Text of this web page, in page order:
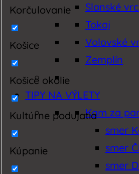
Korčulovanie
Košice
Košice okolie
Kultúrne podujatia
Kúpanie
Slanské
Tokaj
Volovské
Zemplín
TIPY NA VÝLETY
Kam za
smer
smer
smer